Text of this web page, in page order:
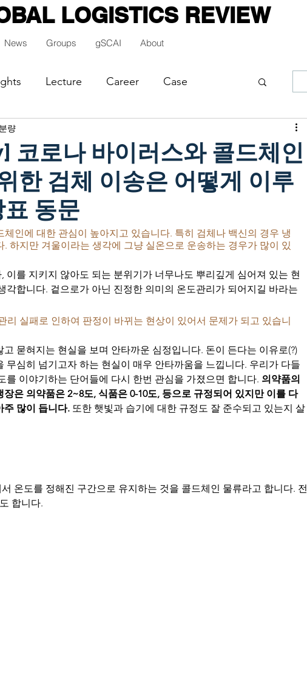
LOGISTICS REVIEW
News Groups gSCAI About
Lecture Career Case
로나 바이러스와 콜드체인
한 검체 이송은 어떻게 이루
동문
량
체인에 대한 관심이 높아지고 있습니다. 특히 검체나 백신의 경우 냉
하지만 겨울이라는 생각에 그냥 실온으로 운송하는 경우가 많이 있
이를 지키지 않아도 되는 분위기가 너무나도 뿌리깊게 심어져 있는 현
각합니다. 겉으로가 아닌 진정한 의미의 온도관리가 되어지길 바라는
리 실패로 인하여 판정이 바뀌는 현상이 있어서 문제가 되고 있습니
묻혀지는 현실을 보며 안타까운 심정입니다. 돈이 든다는 이유로(?)
무심히 넘기고자 하는 현실이 매우 안타까움을 느낍니다. 우리가 다들
를 이야기하는 단어들에 다시 한번 관심을 가졌으면 합니다. 의약품의
장은 의약품은 2~8도, 식품은 0-10도, 등으로 규정되어 있지만 이를 다
주 많이 듭니다. 또한 햇빛과 습기에 대한 규정도 잘 준수되고 있는지 살
온도를 정해진 구간으로 유지하는 것을 콜드체인 물류라고 합니다. 전
합니다.